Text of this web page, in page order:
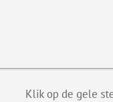
Klik op de gele